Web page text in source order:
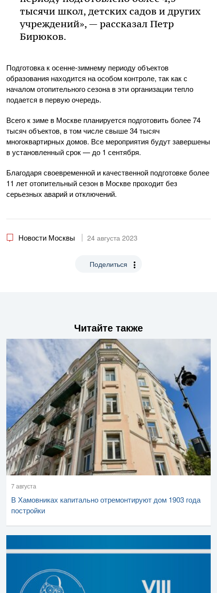
тысячи школ, детских садов и других
учреждений», — рассказал Петр
Бирюков.
Подготовка к осенне-зимнему периоду объектов
образования находится на особом контроле, так как с
началом отопительного сезона в эти организации тепло
подается в первую очередь.
Всего к зиме в Москве планируется подготовить более 74
тысяч объектов, в том числе свыше 34 тысяч
многоквартирных домов. Все мероприятия будут завершены
в установленный срок — до 1 сентября.
Благодаря своевременной и качественной подготовке более
11 лет отопительный сезон в Москве проходит без
серьезных аварий и отключений.
Новости Москвы 24 августа 2023
Поделиться
Читайте также
7 августа
В Хамовниках капитально отремонтируют дом 1903 года
постройки